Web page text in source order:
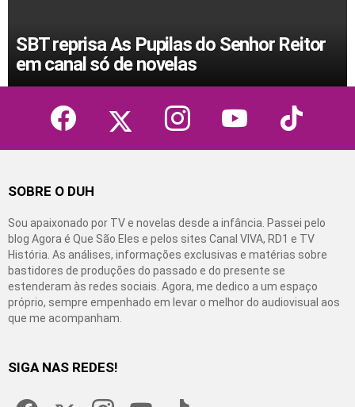
SBT reprisa As Pupilas do Senhor Reitor
em canal só de novelas
facebook instagram youtube tiktok
SOBRE O DUH
Sou apaixonado por TV e novelas desde a infância. Passei pelo
blog Agora é Que São Eles e pelos sites Canal VIVA, RD1 e TV
História. As análises, informações exclusivas e matérias sobre
bastidores de produções do passado e do presente se
estenderam às redes sociais. Agora, me dedico a um espaço
próprio, sempre empenhado em levar o melhor do audiovisual aos
que me acompanham.
SIGA NAS REDES!